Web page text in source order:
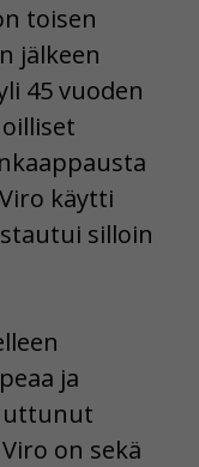
toisen
jälkeen
45 vuoden
käytti
silloin
ja
on sekä